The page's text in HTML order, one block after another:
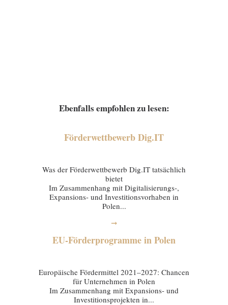
Ebenfalls empfohlen zu lesen:
Förderwettbewerb Dig.IT
Was der Förderwettbewerb Dig.IT tatsächlich
bietet
Im Zusammenhang mit Digitalisierungs-,
Expansions- und Investitionsvorhaben in
Polen...
➞
EU-Förderprogramme in Polen
Europäische Fördermittel 2021–2027: Chancen
für Unternehmen in Polen
Im Zusammenhang mit Expansions- und
Investitionsprojekten in...